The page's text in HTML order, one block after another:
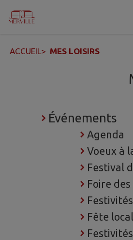
Contenu
ACCUEIL> MES LOISIRS
Événements
Agenda
Voeux à
Festival
Foire
Fête